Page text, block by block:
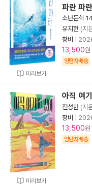
미리보기
파란 파란
소년문학
유지현 (지
창비
13,500
양탄자배송
미리보기
아직 여
전성현 (지
창비
13,500
양탄자배송